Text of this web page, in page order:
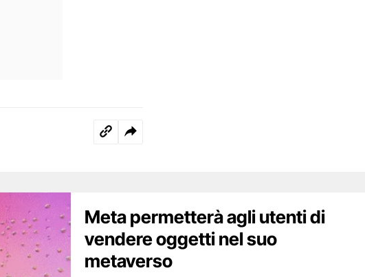
Meta permetterà agli utenti di
vendere oggetti nel suo
metaverso